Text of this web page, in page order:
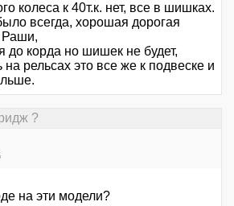
колеса к 40т.к. нет, все в шишках.
всегда, хорошая дорогая
Раши,
до корда но шишек не будет,
рельсах это все же к подвеске и
?
на эти модели?